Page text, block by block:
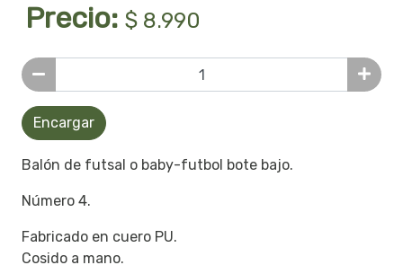
Precio: $ 8.990
Encargar
Balón de futsal o baby-futbol bote bajo.
Número 4.
Fabricado en cuero PU.
Cosido a mano.